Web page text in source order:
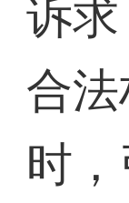
诉
合法
时